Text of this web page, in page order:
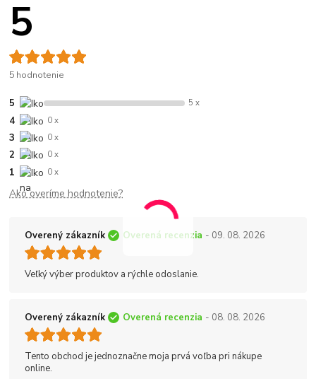
5
5 hodnotenie
5 5 x
4 0 x
3 0 x
2 0 x
1 0 x
Ako overíme hodnotenie?
Overený zákazník Overená recenzia - 09. 08. 2026
Veľký výber produktov a rýchle odoslanie.
Overený zákazník Overená recenzia - 08. 08. 2026
Tento obchod je jednoznačne moja prvá voľba pri nákupe
online.